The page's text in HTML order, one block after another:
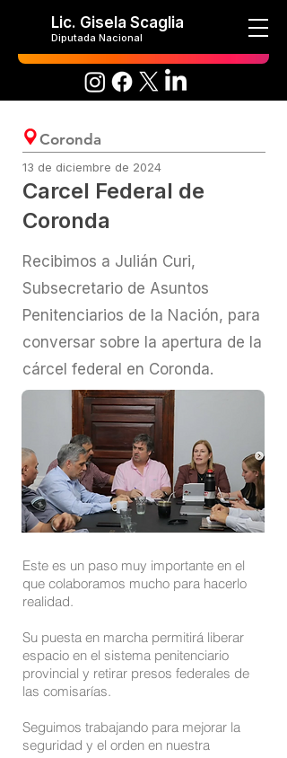
Lic. Gisela Scaglia
Diputada Nacional
Coronda
13 de diciembre de 2024
Carcel Federal de
Coronda
Recibimos a Julián Curi,
Subsecretario de Asuntos
Penitenciarios de la Nación, para
conversar sobre la apertura de la
cárcel federal en Coronda.
Este es un paso muy importante en el
que colaboramos mucho para hacerlo
realidad.
Su puesta en marcha permitirá liberar
espacio en el sistema penitenciario
provincial y retirar presos federales de
las comisarías.
Seguimos trabajando para mejorar la
seguridad y el orden en nuestra